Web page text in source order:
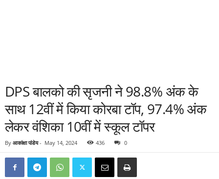
DPS बालको की सृजनी ने 98.8% अंक के
साथ 12वीं में किया कोरबा टॉप, 97.4% अंक
लेकर वंशिका 10वीं में स्कूल टॉपर
By आकांक्षा पांडेय- May 14, 2024 436 0